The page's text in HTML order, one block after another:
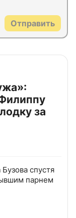
Отправить
за
спустя
парнем